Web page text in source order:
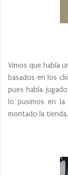
Vimos que había
basados en los
pues había
lo pusimos en la
montado la tienda.